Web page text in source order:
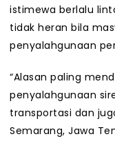
istimewa berlalu
tidak heran bila
penyalahgunaan
“Alasan paling
penyalahgunaan
transportasi dan
Semarang, Jawa